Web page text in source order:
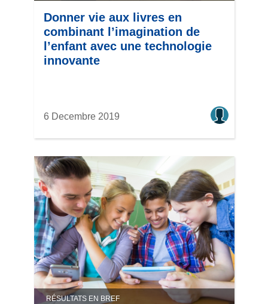
Donner vie aux livres en
combinant l’imagination de
l’enfant avec une technologie
innovante
6 Decembre 2019
RÉSULTATS EN BREF